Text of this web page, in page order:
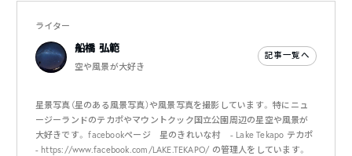
ライター
船橋 弘範
空や風景が大好き
記事一覧へ
星景写真（星のある風景写真）や風景写真を撮影しています。 特にニュ
ージーランドのテカポやマウントクック国立公園周辺の星空や風景が
大好きです。 facebookページ 星のきれいな村 - Lake Tekapo テカポ
- https://www.facebook.com/LAKE.TEKAPO/ の管理人をしています。